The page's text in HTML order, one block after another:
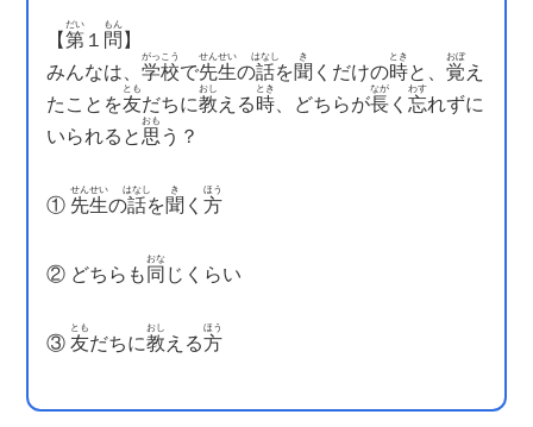
【第
だい
１ 問
もん
】
みんなは、学校
がっこう
で先生
せんせい
の話
はなし
を聞
き
くだけの時
とき
と、覚
おぼ
え
たことを友
とも
だちに教
おし
える時
とき
、どちらが長
なが
く忘
わす
れずに
いられると 思
おも
う？
① 先生
せんせい
の話
はなし
を聞
き
く方
ほう
② どちらも 同
おな
じくらい
③友
とも
だちに教
おし
える方
ほう